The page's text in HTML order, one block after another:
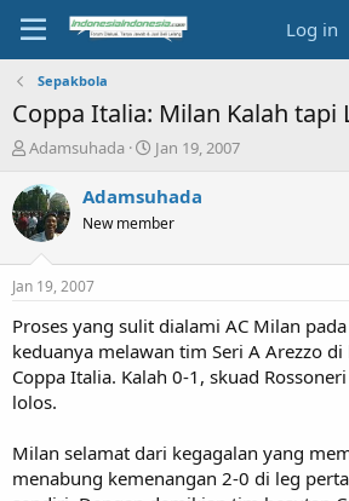
Log in
Sepakbola
Coppa Italia: Milan Kalah tapi
T
r
e
a
t
a
t
e
r
Adamsuhada
S
a
t
e
Jan 19, 2007
Adamsuhada
New member
Jan 19, 2007
Proses yang sulit dialami AC Milan
keduanya melawan tim Seri A Arezzo
Coppa Italia. Kalah 0-1, skuad
lolos.
Milan selamat dari kegagalan yang
menabung kemenangan 2-0 di leg